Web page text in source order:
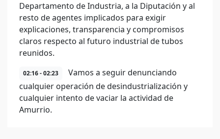
Departamento de Industria, a la Diputación y al
resto de agentes implicados para exigir
explicaciones, transparencia y compromisos
claros respecto al futuro industrial de tubos
reunidos.
02:16 - 02:23
Vamos a seguir denunciando
cualquier operación de desindustrialización y
cualquier intento de vaciar la actividad de
Amurrio.